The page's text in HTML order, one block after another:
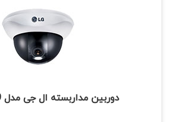
دوربین مداربسته ال جی مدل LCV5309